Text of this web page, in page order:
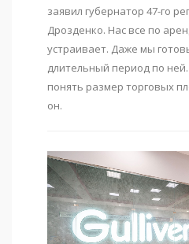
заявил губернатор 47-го
Дрозденко. Нас все по
устраивает. Даже мы
длительный период по
понять размер торговых
он.